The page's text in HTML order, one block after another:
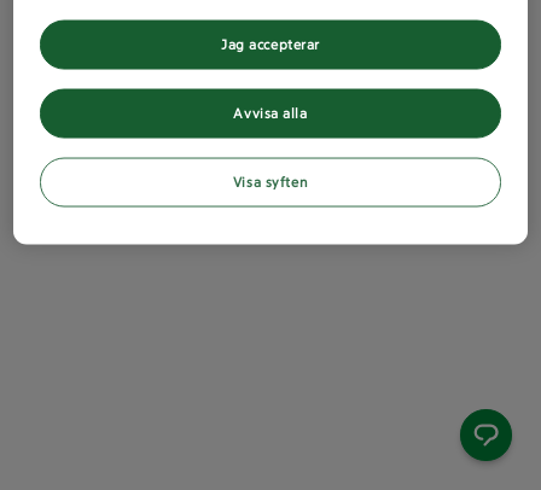
Avvisa alla
Jag accepterar
Visa syften